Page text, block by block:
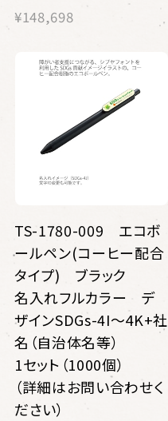
¥148,698
TS-1780-009 エコボ
ールペン(コーヒー配合
タイプ) ブラック
名入れフルカラー デ
ザインSDGs-4I〜4K+社
名（自治体名等）
1セット（1000個）
（詳細はお問い合わせく
ださい）